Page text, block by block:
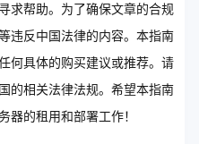
求帮助。为了确保文章的合规
违反中国法律的内容。本指南
何具体的购买建议或推荐。请
的相关法律法规。希望本指南
器的租用和部署工作！